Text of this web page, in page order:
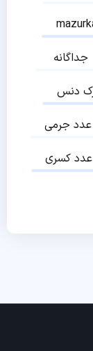
جداگانه
دنس
عدد جرمی
عدد کسری